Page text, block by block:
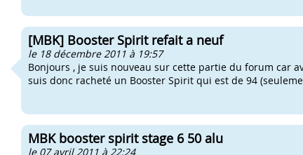
[MBK] Booster Spirit refait a neuf
le 18 décembre 2011 à 19:57
Bonjours , je suis nouveau sur cette partie du forum car
suis donc racheté un Booster Spirit qui est de 94
MBK booster spirit stage 6 50 alu
le 07 avril 2011 à 22:24